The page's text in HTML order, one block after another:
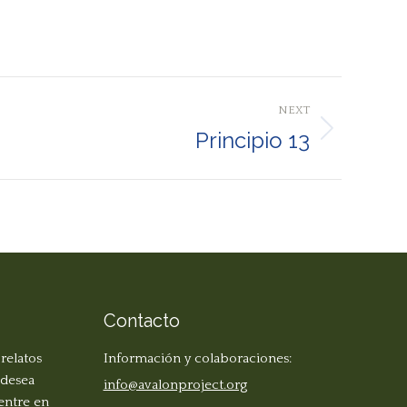
NEXT
Principio 13
en
Contacto
Información y colaboraciones:
info@avalonproject.org